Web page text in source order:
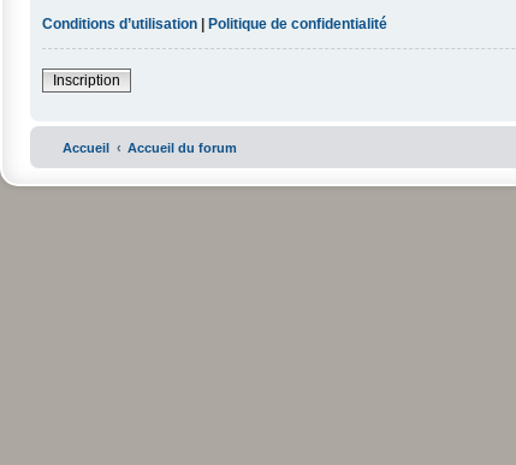
Conditions d’utilisation | Politique de confidentialité
Inscription
Accueil Accueil du forum